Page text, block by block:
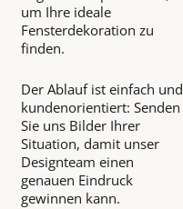
um Ihre ideale
Fensterdekoration zu
finden.
Der Ablauf ist einfach und
kundenorientiert: Senden
Sie uns Bilder Ihrer
Situation, damit unser
Designteam einen
genauen Eindruck
gewinnen kann.